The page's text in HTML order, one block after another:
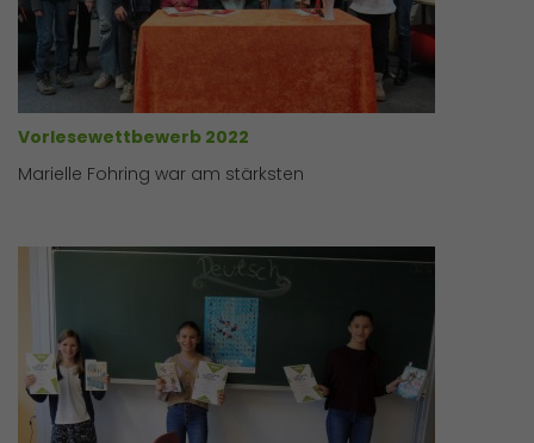
Vorlesewettbewerb 2022
Marielle Fohring war am stärksten